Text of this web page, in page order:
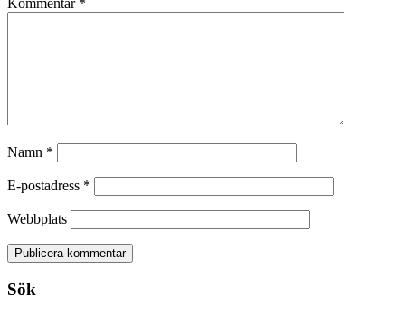
Kommentar *
Namn *
E-postadress *
Webbplats
Sök